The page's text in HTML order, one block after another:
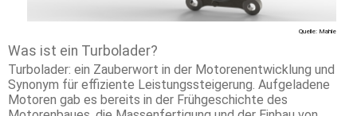
Quelle: Mahle
Was ist ein Turbolader?
Turbolader: ein Zauberwort in der Motorenentwicklung und
Synonym für effiziente Leistungssteigerung. Aufgeladene
Motoren gab es bereits in der Frühgeschichte des